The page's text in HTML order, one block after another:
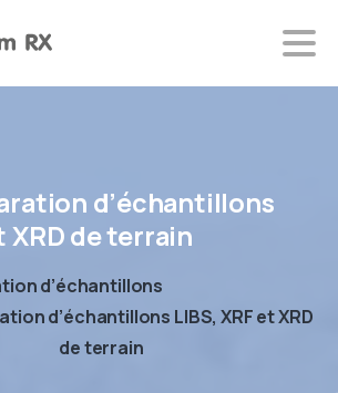
d’échantillons
XRDdeterrain
d’échantillons
d’échantillons LIBS, XRF et XRD
de terrain